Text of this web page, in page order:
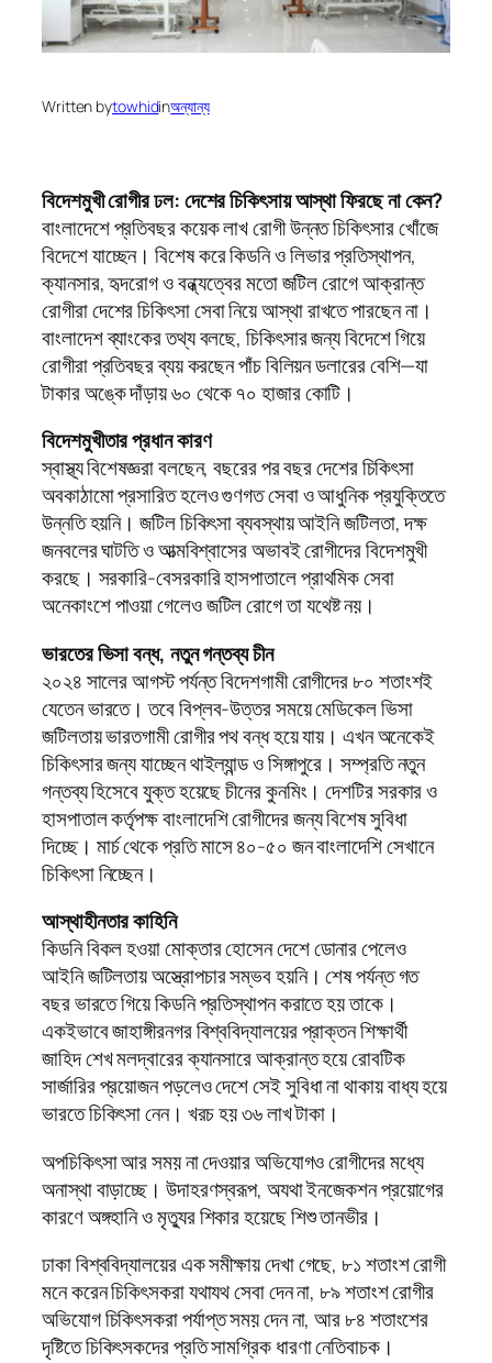
Written bytowhidinঅন্যান্য
বিদেশমুখী রোগীর ঢল: দেশের চিকিৎসায় আস্থা ফিরছে না কেন?
বাংলাদেশে প্রতিবছর কয়েক লাখ রোগী উন্নত চিকিৎসার খোঁজে
বিদেশে যাচ্ছেন। বিশেষ করে কিডনি ও লিভার প্রতিস্থাপন,
ক্যানসার, হৃদরোগ ও বন্ধ্যত্বের মতো জটিল রোগে আক্রান্ত
রোগীরা দেশের চিকিৎসা সেবা নিয়ে আস্থা রাখতে পারছেন না।
বাংলাদেশ ব্যাংকের তথ্য বলছে, চিকিৎসার জন্য বিদেশে গিয়ে
রোগীরা প্রতিবছর ব্যয় করছেন পাঁচ বিলিয়ন ডলারের বেশি—যা
টাকার অঙ্কে দাঁড়ায় ৬০ থেকে ৭০ হাজার কোটি।
বিদেশমুখীতার প্রধান কারণ
স্বাস্থ্য বিশেষজ্ঞরা বলছেন, বছরের পর বছর দেশের চিকিৎসা
অবকাঠামো প্রসারিত হলেও গুণগত সেবা ও আধুনিক প্রযুক্তিতে
উন্নতি হয়নি। জটিল চিকিৎসা ব্যবস্থায় আইনি জটিলতা, দক্ষ
জনবলের ঘাটতি ও আত্মবিশ্বাসের অভাবই রোগীদের বিদেশমুখী
করছে। সরকারি-বেসরকারি হাসপাতালে প্রাথমিক সেবা
অনেকাংশে পাওয়া গেলেও জটিল রোগে তা যথেষ্ট নয়।
ভারতের ভিসা বন্ধ, নতুন গন্তব্য চীন
২০২৪ সালের আগস্ট পর্যন্ত বিদেশগামী রোগীদের ৮০ শতাংশই
যেতেন ভারতে। তবে বিপ্লব-উত্তর সময়ে মেডিকেল ভিসা
জটিলতায় ভারতগামী রোগীর পথ বন্ধ হয়ে যায়। এখন অনেকেই
চিকিৎসার জন্য যাচ্ছেন থাইল্যান্ড ও সিঙ্গাপুরে। সম্প্রতি নতুন
গন্তব্য হিসেবে যুক্ত হয়েছে চীনের কুনমিং। দেশটির সরকার ও
হাসপাতাল কর্তৃপক্ষ বাংলাদেশি রোগীদের জন্য বিশেষ সুবিধা
দিচ্ছে। মার্চ থেকে প্রতি মাসে ৪০-৫০ জন বাংলাদেশি সেখানে
চিকিৎসা নিচ্ছেন।
আস্থাহীনতার কাহিনি
কিডনি বিকল হওয়া মোক্তার হোসেন দেশে ডোনার পেলেও
আইনি জটিলতায় অস্ত্রোপচার সম্ভব হয়নি। শেষ পর্যন্ত গত
বছর ভারতে গিয়ে কিডনি প্রতিস্থাপন করাতে হয় তাকে।
একইভাবে জাহাঙ্গীরনগর বিশ্ববিদ্যালয়ের প্রাক্তন শিক্ষার্থী
জাহিদ শেখ মলদ্বারের ক্যানসারে আক্রান্ত হয়ে রোবটিক
সার্জারির প্রয়োজন পড়লেও দেশে সেই সুবিধা না থাকায় বাধ্য হয়ে
ভারতে চিকিৎসা নেন। খরচ হয় ৩৬ লাখ টাকা।
অপচিকিৎসা আর সময় না দেওয়ার অভিযোগও রোগীদের মধ্যে
অনাস্থা বাড়াচ্ছে। উদাহরণস্বরূপ, অযথা ইনজেকশন প্রয়োগের
কারণে অঙ্গহানি ও মৃত্যুর শিকার হয়েছে শিশু তানভীর।
ঢাকা বিশ্ববিদ্যালয়ের এক সমীক্ষায় দেখা গেছে, ৮১ শতাংশ রোগী
মনে করেন চিকিৎসকরা যথাযথ সেবা দেন না, ৮৯ শতাংশ রোগীর
অভিযোগ চিকিৎসকরা পর্যাপ্ত সময় দেন না, আর ৮৪ শতাংশের
দৃষ্টিতে চিকিৎসকদের প্রতি সামগ্রিক ধারণা নেতিবাচক।